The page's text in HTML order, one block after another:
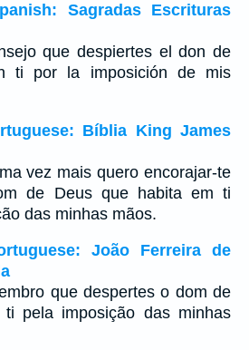
Sagradas Escrituras
que despiertes el don de
ti por la imposición de mis
Bíblia King James
vez mais quero encorajar-te
de Deus que habita em ti
das minhas mãos.
João Ferreira de
que despertes o dom de
pela imposição das minhas